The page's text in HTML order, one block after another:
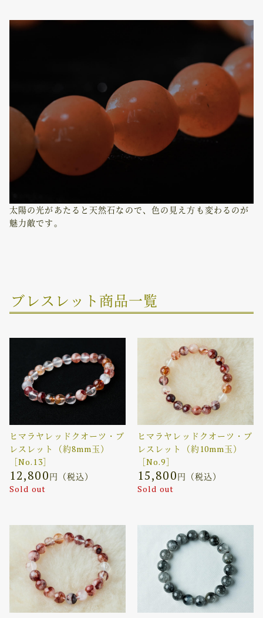
太陽の光があたると天然石なので、色の見え方も変わるのが
魅力敵です。
ブレスレット商品一覧
ヒマラヤレッドクオーツ・ブ
レスレット（約8mm玉）
［No.13］
12,800円（税込）
Sold out
ヒマラヤレッドクオーツ・ブ
レスレット（約10mm玉）
［No.9］
15,800円（税込）
Sold out